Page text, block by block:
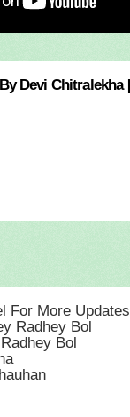
Devi
For More
Radhey Bol
Bol